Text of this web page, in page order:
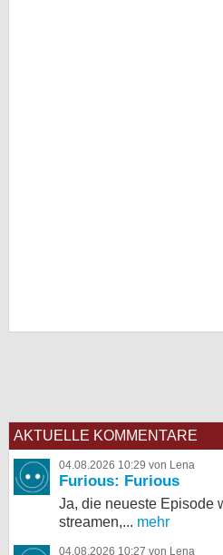
AKTUELLE KOMMENTARE
04.08.2026 10:29 von Lena
Furious: Furious
Ja, die neueste Episode
streamen,... mehr
04.08.2026 10:27 von Lena